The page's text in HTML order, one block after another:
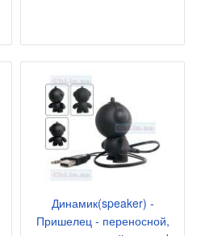
Динамик(speaker) -
Пришелец - переносной,